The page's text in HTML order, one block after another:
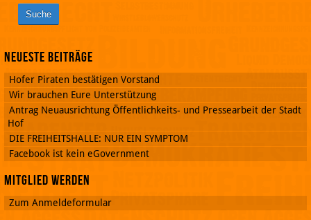
Neueste Beiträge
Hofer Piraten bestätigen Vorstand
Wir brauchen Eure Unterstützung
Antrag Neuausrichtung Öffentlichkeits- und Pressearbeit der Stadt
Hof
DIE FREIHEITSHALLE: NUR EIN SYMPTOM
Facebook ist kein eGovernment
Mitglied werden
Zum Anmeldeformular